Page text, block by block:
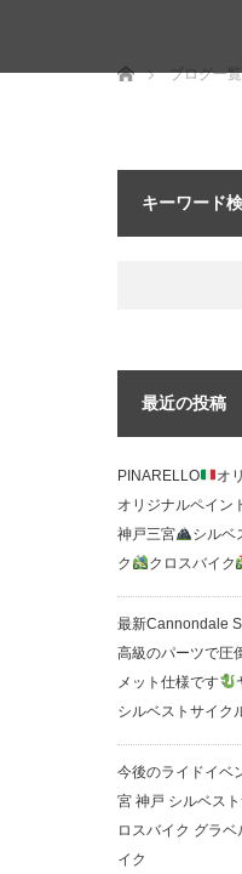
ブログ一覧
キーワード
最近の投稿
PINARELLO オ
オリジナルペイン
神戸三宮
シルベ
ク
クロスバイク
最新Cannondale
高級のパーツで圧
メット仕様です
シルベストサイク
今後のライドイベ
宮 神戸 シルベス
ロスバイク グラ
イク